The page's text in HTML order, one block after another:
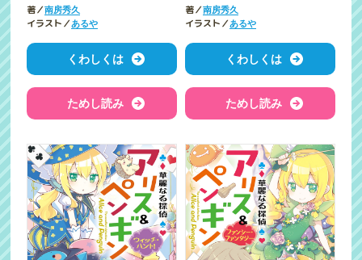
著／南房秀久
イラスト／あるや
くわしくは
ためし読み
著／南房秀久
イラスト／あるや
くわしくは
ためし読み